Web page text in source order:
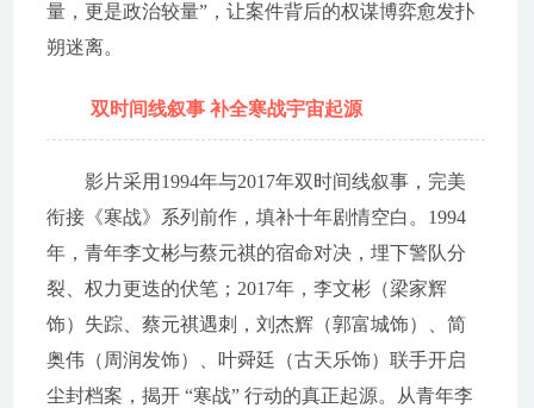
量，更是政治较量”，让案件背后的权谋博弈愈发扑
朔迷离。
双时间线叙事 补全寒战宇宙起源
影片采用1994年与2017年双时间线叙事，完美
衔接《寒战》系列前作，填补十年剧情空白。1994
年，青年李文彬与蔡元祺的宿命对决，埋下警队分
裂、权力更迭的伏笔；2017年，李文彬（梁家辉
饰）失踪、蔡元祺遇刺，刘杰辉（郭富城饰）、简
奥伟（周润发饰）、叶舜廷（古天乐饰）联手开启
尘封档案，揭开 “寒战” 行动的真正起源。从青年李